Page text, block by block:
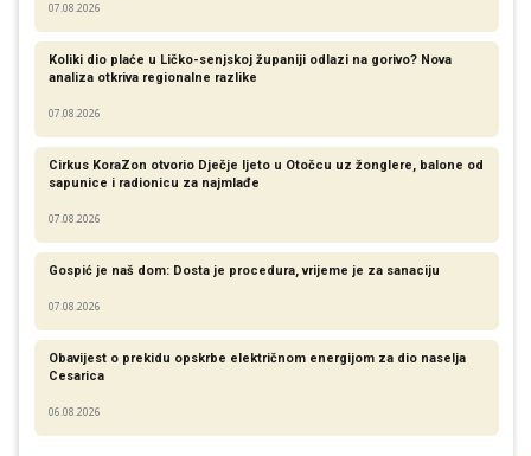
07.08.2026
Koliki dio plaće u Ličko-senjskoj županiji odlazi na gorivo? Nova
analiza otkriva regionalne razlike​
07.08.2026
Cirkus KoraZon otvorio Dječje ljeto u Otočcu uz žonglere, balone od
sapunice i radionicu za najmlađe
07.08.2026
Gospić je naš dom: Dosta je procedura, vrijeme je za sanaciju
07.08.2026
Obavijest o prekidu opskrbe električnom energijom za dio naselja
Cesarica
06.08.2026